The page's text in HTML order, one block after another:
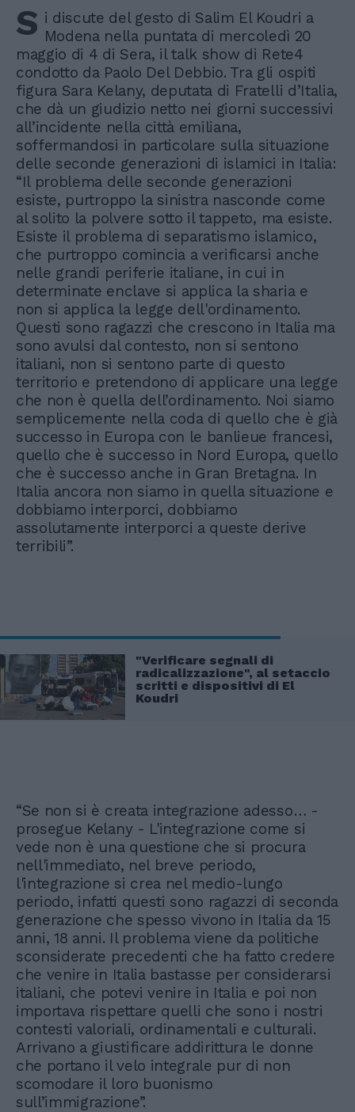
S i discute del gesto di Salim El Koudri a
Modena nella puntata di mercoledì 20
maggio di 4 di Sera, il talk show di Rete4
condotto da Paolo Del Debbio. Tra gli ospiti
figura Sara Kelany, deputata di Fratelli d’Italia,
che dà un giudizio netto nei giorni successivi
all’incidente nella città emiliana,
soffermandosi in particolare sulla situazione
delle seconde generazioni di islamici in Italia:
“Il problema delle seconde generazioni
esiste, purtroppo la sinistra nasconde come
al solito la polvere sotto il tappeto, ma esiste.
Esiste il problema di separatismo islamico,
che purtroppo comincia a verificarsi anche
nelle grandi periferie italiane, in cui in
determinate enclave si applica la sharia e
non si applica la legge dell'ordinamento.
Questi sono ragazzi che crescono in Italia ma
sono avulsi dal contesto, non si sentono
italiani, non si sentono parte di questo
territorio e pretendono di applicare una legge
che non è quella dell’ordinamento. Noi siamo
semplicemente nella coda di quello che è già
successo in Europa con le banlieue francesi,
quello che è successo in Nord Europa, quello
che è successo anche in Gran Bretagna. In
Italia ancora non siamo in quella situazione e
dobbiamo interporci, dobbiamo
assolutamente interporci a queste derive
terribili”.
"Verificare segnali di
radicalizzazione", al setaccio
scritti e dispositivi di El
Koudri
“Se non si è creata integrazione adesso… -
prosegue Kelany - L'integrazione come si
vede non è una questione che si procura
nell'immediato, nel breve periodo,
l'integrazione si crea nel medio-lungo
periodo, infatti questi sono ragazzi di seconda
generazione che spesso vivono in Italia da 15
anni, 18 anni. Il problema viene da politiche
sconsiderate precedenti che ha fatto credere
che venire in Italia bastasse per considerarsi
italiani, che potevi venire in Italia e poi non
importava rispettare quelli che sono i nostri
contesti valoriali, ordinamentali e culturali.
Arrivano a giustificare addirittura le donne
che portano il velo integrale pur di non
scomodare il loro buonismo
sull’immigrazione”.